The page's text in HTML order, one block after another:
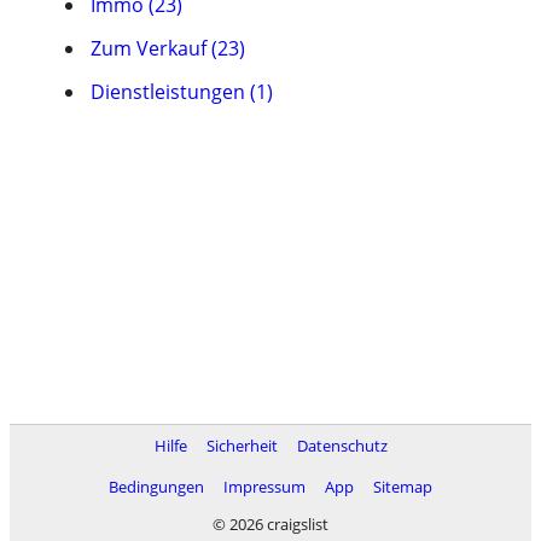
Zum Verkauf (23)
Dienstleistungen (1)
Hilfe Sicherheit
Datenschutz
Bedingungen
Impressum App
Sitemap
© 2026 craigslist